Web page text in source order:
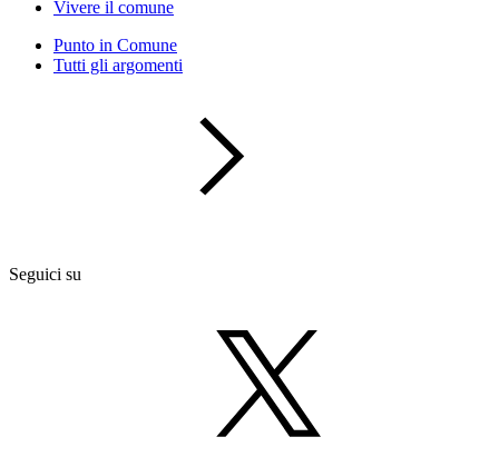
Vivere il comune
Punto in Comune
Tutti gli argomenti
Seguici su